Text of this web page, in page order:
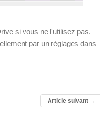
si vous ne l'utilisez pas.
par un réglages dans
Article suivant→